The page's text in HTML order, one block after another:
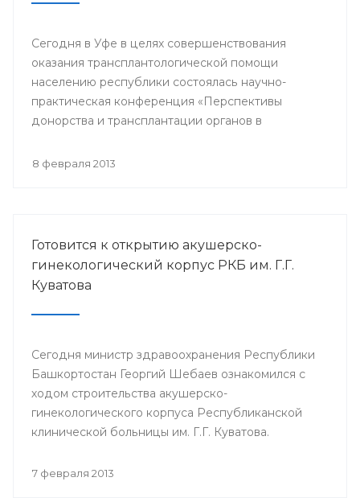
Сегодня в Уфе в целях совершенствования
оказания трансплантологической помощи
населению республики состоялась научно-
практическая конференция «Перспективы
донорства и трансплантации органов в
8 февраля 2013
Готовится к открытию акушерско-
гинекологический корпус РКБ им. Г.Г.
Куватова
Сегодня министр здравоохранения Республики
Башкортостан Георгий Шебаев ознакомился с
ходом строительства акушерско-
гинекологического корпуса Республиканской
клинической больницы им. Г.Г. Куватова.
7 февраля 2013